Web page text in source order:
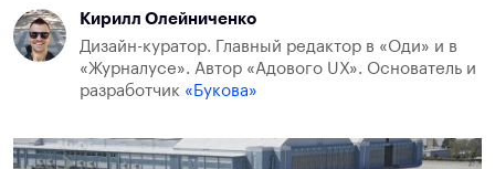
Кирилл Олейниченко
Дизайн-куратор. Главный редактор в «Оди» и в
«Журналусе». Автор «Адового UX». Основатель и
разработчик «Букова»